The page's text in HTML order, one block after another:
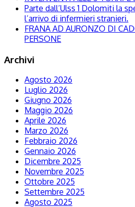
Parte dall’Ulss 1 Dolomiti la
l’arrivo di infermieri stranieri.
FRANA AD AURONZO DI
PERSONE
Archivi
Agosto 2026
Luglio 2026
Giugno 2026
Maggio 2026
Aprile 2026
Marzo 2026
Febbraio 2026
Gennaio 2026
Dicembre 2025
Novembre 2025
Ottobre 2025
Settembre 2025
Agosto 2025